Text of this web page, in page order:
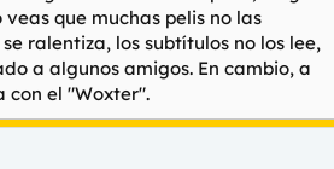
que muchas pelis no las
ralentiza, los subtítulos no los lee,
a algunos amigos. En cambio, a
con el "Woxter".